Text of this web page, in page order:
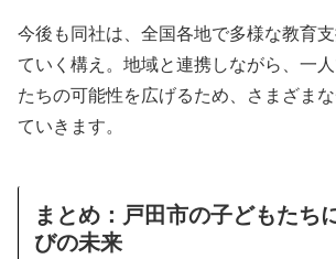
今後も同社は、全国各地で多様な教育
ていく構え。地域と連携しながら、一
たちの可能性を広げるため、さまざま
ていきます。
まとめ：戸田市の子どもたち
びの未来